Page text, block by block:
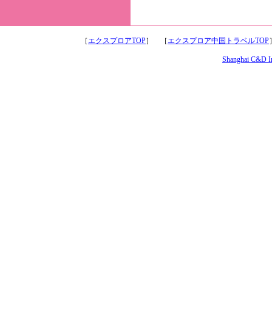
［エクスプロアTOP］ ［エクスプロア中国トラベルTOP
Shanghai C&D